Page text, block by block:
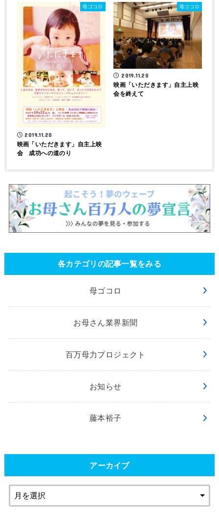
母ゴコロ
2019.11.20
映画「いただきます」自主上映
会 成功への道のり
母ゴコロ
2019.11.20
映画「いただきます」自主上映
会を終えて
各カテゴリの記事一覧をみる
母ゴコロ
お母さん業界新聞
百万母力プロジェクト
お知らせ
藤本裕子
アーカイブ